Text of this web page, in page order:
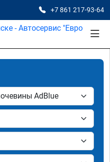
+7 861 217-93-64